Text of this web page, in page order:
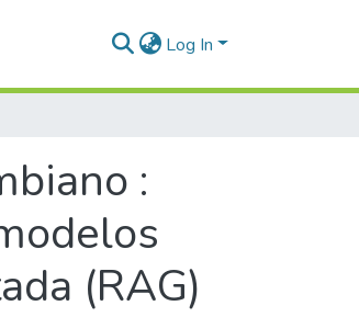
Log In
:
(RAG)